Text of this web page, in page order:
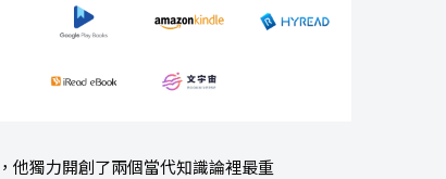
他獨力開創了兩個當代知識論裡最重